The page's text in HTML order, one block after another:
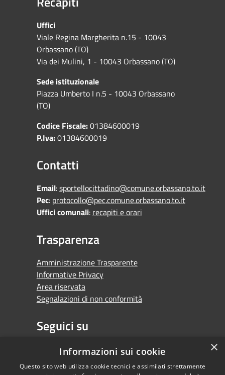
Uffici
Viale Regina Margherita n.15 - 10043
Orbassano (TO)
Via dei Mulini, 1 - 10043 Orbassano (TO)
Sede istituzionale
Piazza Umberto I n.5 - 10043 Orbassano
(TO)
Codice Fiscale:01384600019
P.Iva:01384600019
Contatti
Email:sportellocittadino@comune.orbassano.to.it
Pec: protocollo@pec.comune.orbassano.to.it
Uffici comunali: recapiti e orari
Trasparenza
Amministrazione Trasparente
Informative Privacy
Area riservata
Segnalazioni di non conformità
Seguici su
FacebookYoutubeWhatsapp ×
Informazioni sui cookie
Questo sito web utilizza cookie tecnici e assimilati strettamente